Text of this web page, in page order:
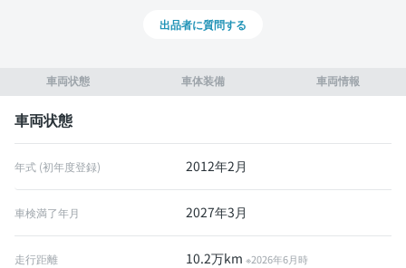
車両状態 車体装備 車両情報
車両状態
年式 (初年度登録) 2012年2月
車検満了年月 2027年3月
走行距離 10.2万km※2026年6月時
出品者に質問する